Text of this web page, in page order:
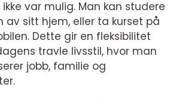
var mulig. Man kan studere
av sitt hjem, eller ta kurset på
Dette gir en fleksibilitet
travle livsstil, hvor man
jobb, familie og